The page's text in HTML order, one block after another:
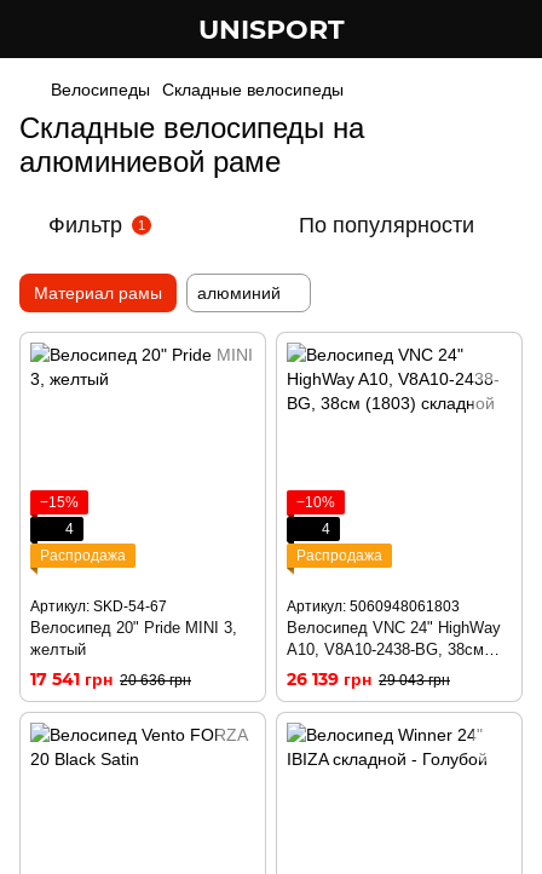
UNISPORT
Велосипеды Складные велосипеды
Складные велосипеды на
алюминиевой раме
Фильтр 1 По популярности
Материал рамы алюминий
−15%
4
Распродажа
Артикул: SKD-54-67
Велосипед 20" Pride MINI 3,
желтый
17 541 грн 20 636 грн
−10%
4
Распродажа
Артикул: 5060948061803
Велосипед VNC 24" HighWay
A10, V8A10-2438-BG, 38см
(1803) складной
26 139 грн 29 043 грн